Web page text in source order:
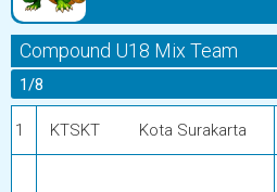
Compound U18 Mix Team
1/8
1 KTSKT Kota Surakarta